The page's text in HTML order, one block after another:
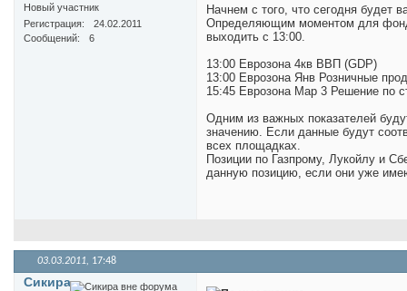
Новый участник
Регистрация
24.02.2011
Сообщений
6
Начнем с того, что сегодня будет
Определяющим моментом для
выходить с 13:00.
13:00 Еврозона 4кв ВВП (GDP)
13:00 Еврозона Янв Розничные
15:45 Еврозона Мар 3 Решение по
Одним из важных показателей
значению. Если данные будут
всех площадках.
Позиции по Газпрому, Лукойлу и
данную позицию, если они уже
03.03.2011, 17:48
Сикира